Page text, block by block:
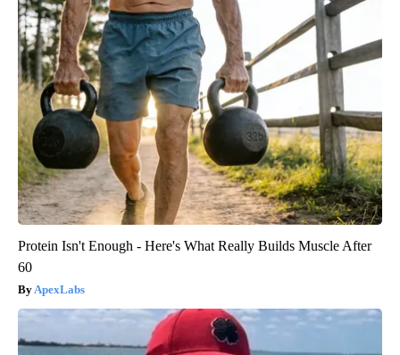
Protein Isn't Enough - Here's What Really Builds Muscle After
60
ApexLabs